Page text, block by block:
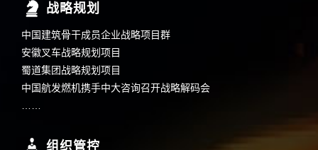
战略规划
中国建筑骨干成员企业战略项目群
安徽叉车战略规划项目
蜀道集团战略规划项目
中国航发燃机携手中大咨询召开战略解码会
组织管控